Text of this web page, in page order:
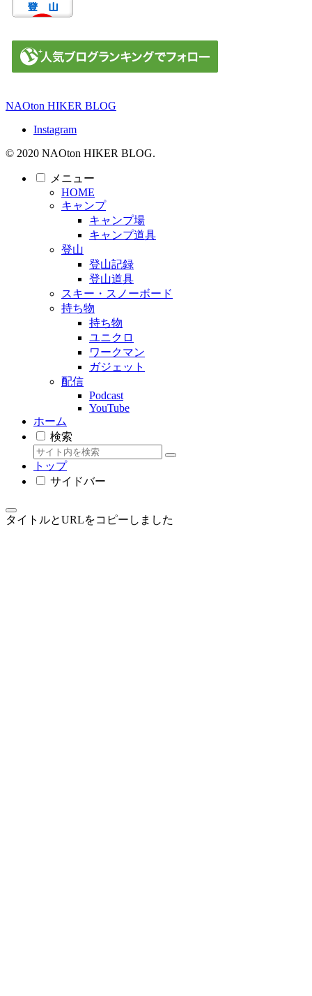
NAOton HIKER BLOG
Instagram
© 2020 NAOton HIKER BLOG.
メニュー
HOME
キャンプ
キャンプ場
キャンプ道具
登山
登山記録
登山道具
スキー・スノーボード
持ち物
持ち物
ユニクロ
ワークマン
ガジェット
配信
Podcast
YouTube
ホーム
検索
トップ
サイドバー
タイトルとURLをコピーしました